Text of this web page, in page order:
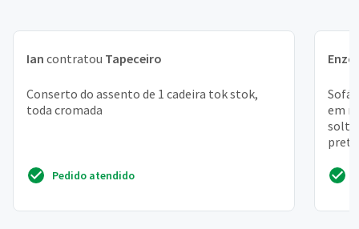
Ian contratou Tapeceiro
Conserto do assento de 1 cadeira tok stok,
toda cromada
Pedido atendido
Enzo
Sofá
em